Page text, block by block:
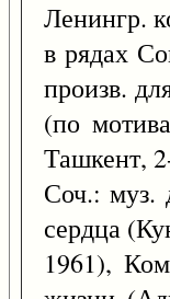
Ленингр.
в рядах
произв.
(по
Ташкент,
Соч.: муз.
сердца
1961),